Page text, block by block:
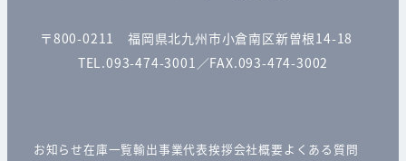
〒800-0211 福岡県北九州市小倉南区新曽根14-18
TEL.093-474-3001／FAX.093-474-3002
お知らせ在庫一覧輸出事業代表挨拶会社概要よくある質問